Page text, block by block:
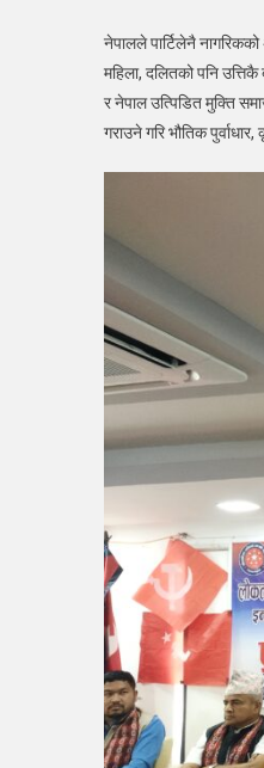
नेपालले पार्टिलेनै
महिला, दलितको पनि
र नेपाल उत्पिडित मुक्ति
गराउने गरि भौतिक